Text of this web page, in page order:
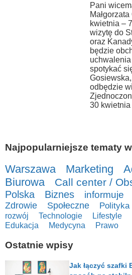
Pani
kwietnia –
wizytę do
oraz
będzie
spotykać
odbędzie
30
Najpopularniejsze tematy
Warszawa Marketing
Biurowa
Call center /
Polska Biznes informuje
Zdrowie Społeczne Polityka
rozwój Technologie Lifestyle
Edukacja
Medycyna Prawo
Ostatnie wpisy
Jak łączyć szafki